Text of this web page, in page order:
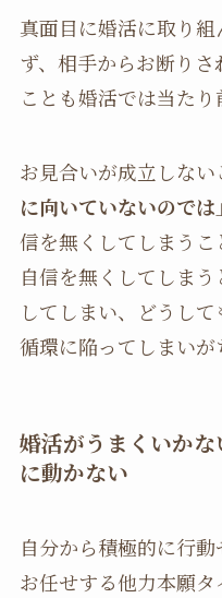
真面目に婚活に取り
ず、相手からお断り
ことも婚活では当たり
お見合いが成立しな
に向いていないのでは
信を無くしてしまうこ
自信を無くしてしま
してしまい、どうし
循環に陥ってしまいが
婚活がうまくいかな
に動かない
自分から積極的に行
お任せする他力本願